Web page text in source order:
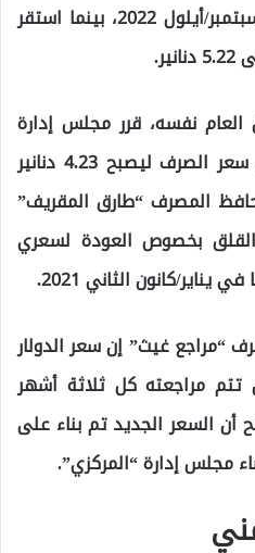
للدولار إلى 4.99 بحلول 25 سبتمبر/أيلول 2022، بينما استقر
نفسه، قرر مجلس إدارة
مصرف ليبيا المركزي تعديل سعر الصرف ليصبح 4.23 دنانير
محافظ المصرف “طارق المقريف”
القلق بخصوص العودة لسعري
كانون الثاني 2021.
“مراجع غيث” إن سعر الدولار
على أن تتم مراجعته كل ثلاثة أشهر
أن السعر الجديد تم بناء على
مجلس إدارة “المركزي”.